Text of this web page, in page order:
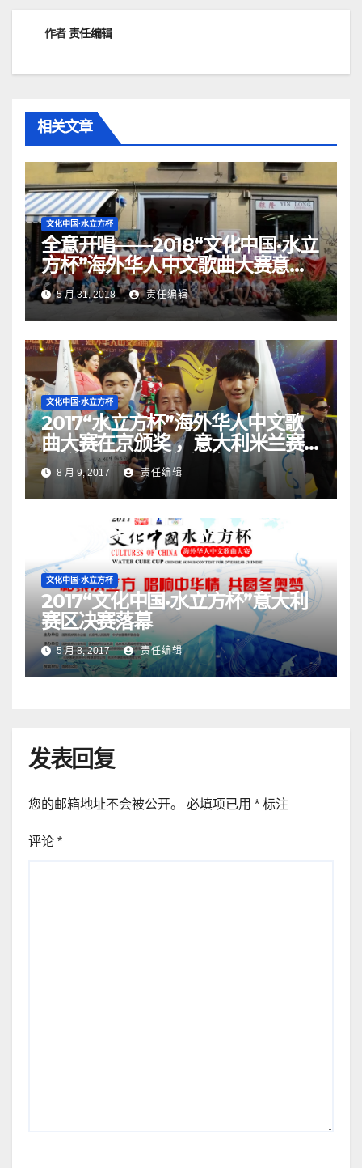
作者责任编辑
相关文章
文化中国·水立方杯
全意开唱——2018“文化中国·水立
方杯”海外华人中文歌曲大赛意大
利赛区启动仪式
5 月 31, 2018 责任编辑
文化中国·水立方杯
2017“水立方杯”海外华人中文歌
曲大赛在京颁奖 ，意大利米兰赛
区蝉联三届最佳组织奖！
8 月 9, 2017 责任编辑
文化中国·水立方杯
2017“文化中国·水立方杯”意大利
赛区决赛落幕
5 月 8, 2017 责任编辑
发表回复
您的邮箱地址不会被公开。 必填项已用 * 标注
评论 *